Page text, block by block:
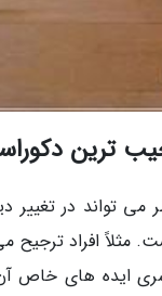
ترین
می تواند در
مثلاً افراد
ایده های خاص